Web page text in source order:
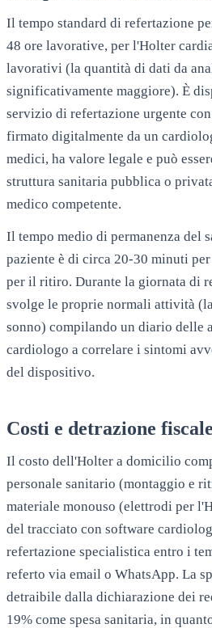
Il tempo standard di refertazione
48 ore lavorative, per l'Holter
lavorativi (la quantità di dati da
significativamente maggiore). È
servizio di refertazione urgente
firmato digitalmente da un
medici, ha valore legale e può
struttura sanitaria pubblica o
medico competente.
Il tempo medio di permanenza del
paziente è di circa 20-30 minuti
per il ritiro. Durante la giornata di
svolge le proprie normali attività
sonno) compilando un diario delle
cardiologo a correlare i sintomi
del dispositivo.
Costi e detrazione fiscale
Il costo dell'Holter a domicilio
personale sanitario (montaggio e
materiale monouso (elettrodi per
del tracciato con software
refertazione specialistica entro i
referto via email o WhatsApp. La
detraibile dalla dichiarazione dei
19% come spesa sanitaria, in